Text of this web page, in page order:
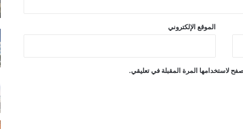
الموقع الإلكتروني
لاستخدامها المرة المقبلة في تعليقي.